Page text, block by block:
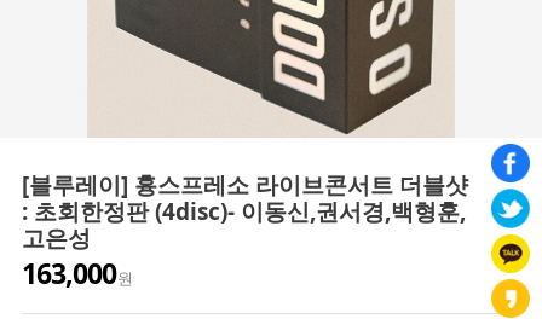
[블루레이] 흉스프레소 라이브콘서트 더블샷
: 초회한정판 (4disc)- 이동신,권서경,백형훈,
고은성
163,000원